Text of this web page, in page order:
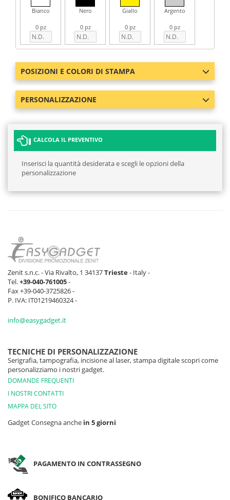
Bianco
0 pz
Nero
0 pz
Giallo
0 pz
Argento
0 pz
POSIZIONI E COLORI DI STAMPA
PERSONALIZZAZIONE
CALCOLA IL PREVENTIVO
Inserisci la quantità desiderata e scegli le opzioni della
personalizzazione
Zenit s.n.c. - Via Rivalto, 1 34137Trieste- Italy -
Tel.+39-040-761005-
Fax +39-040-3725826 -
P. IVA: IT01219460324 -
info@easygadget.it
TECNICHE DI PERSONALIZZAZIONE
Serigrafia, tampografia, incisione al laser, stampa digitale scopri come
personalizziamo i nostri gadget.
DOMANDE FREQUENTI
I NOSTRI CONTATTI
MAPPA DEL SITO
Gadget Consegna anche in 5 giorni
PAGAMENTO IN CONTRASSEGNO
BONIFICO BANCARIO